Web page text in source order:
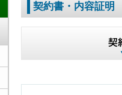
契約書・内容証明